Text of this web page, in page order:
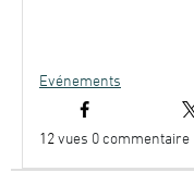
Evénements
12vues 0 commentaire